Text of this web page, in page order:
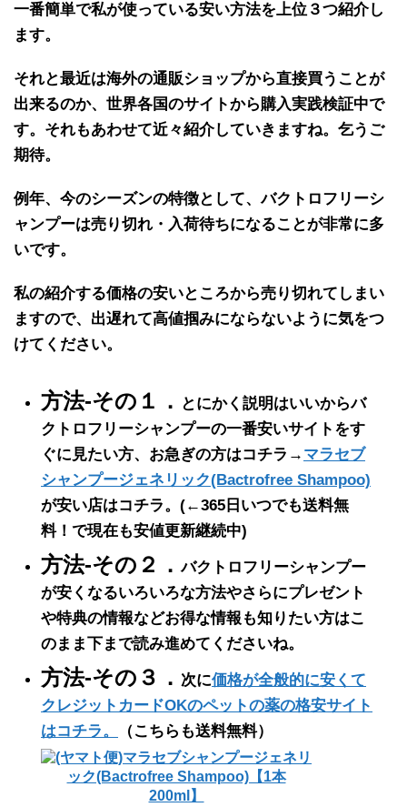
一番簡単で私が使っている安い方法を上位３つ紹介し
ます。
それと最近は海外の通販ショップから直接買うことが
出来るのか、世界各国のサイトから購入実践検証中で
す。それもあわせて近々紹介していきますね。乞うご
期待。
例年、 今のシーズンの特徴として、バクトロフリーシ
ャンプーは売り切れ・入荷待ちになることが非常に多
いです。
私の紹介する価格の安いところから売り切れてしまい
ますので、出遅れて高値掴みにならないように気をつ
けてください。
方法-その１．
とにかく説明はいいからバ
クトロフリーシャンプーの一番安いサイトをす
ぐに見たい方、お急ぎの方はコチラ→ マラセブ
シャンプージェネリック(Bactrofree Shampoo)
が安い店はコチラ。 (←365日いつでも送料無
料！で現在も安値更新継続中)
方法-その２．バクトロフリーシャンプー
が安くなるいろいろな方法やさらにプレゼント
や特典の情報などお得な情報も知りたい方はこ
のまま下まで読み進めてくださいね。
方法-その３． 次に価格が全般的に安くて
クレジットカードOKのペットの薬の格安サイト
はコチラ。
（こちらも送料無料）